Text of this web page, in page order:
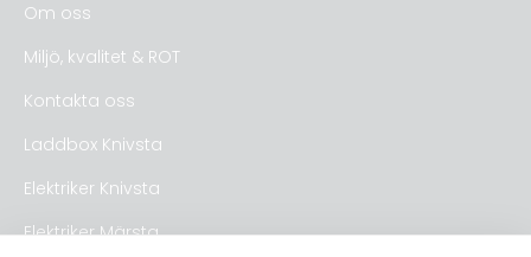
Om oss
Miljö, kvalitet & ROT
Kontakta oss
Laddbox Knivsta
Elektriker Knivsta
Elektriker Märsta